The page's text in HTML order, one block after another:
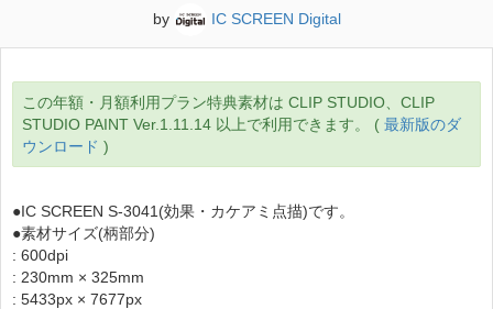
by IC SCREEN Digital
この年額・月額利用プラン特典素材は CLIP STUDIO、CLIP
STUDIO PAINT Ver.1.11.14 以上で利用できます。 ( 最新版のダ
ウンロード )
●IC SCREEN S-3041(効果・カケアミ点描)です。
●素材サイズ(柄部分)
: 600dpi
: 230mm × 325mm
: 5433px × 7677px